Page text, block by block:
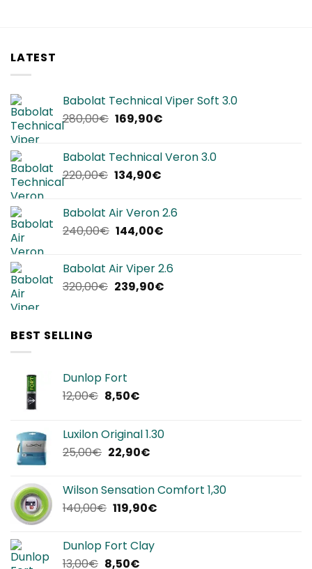
LATEST
Babolat Technical Viper Soft 3.0
280,00€ Il
era:
280,00€.
169,90€Il
è:
Babolat Technical Veron 3.0
220,00€ Il
era:
220,00€.
134,90€Il
è:
134,90€.
Babolat Air Veron 2.6
240,00€ Il
era:
240,00€.
144,00€Il
è:
144,00€.
Babolat Air Viper 2.6
320,00€ Il
239,90€Il
BEST SELLING
Dunlop Fort
12,00€ Il
era:
12,00€.
8,50€Il
è:
8,50€.
Luxilon Original 1.30
25,00€ Il
era:
25,00€.
22,90€Il
è:
22,90€.
Wilson Sensation Comfort 1,30
140,00€ Il
era:
119,90€Il
Dunlop Fort Clay
13,00€ Il
8,50€Il